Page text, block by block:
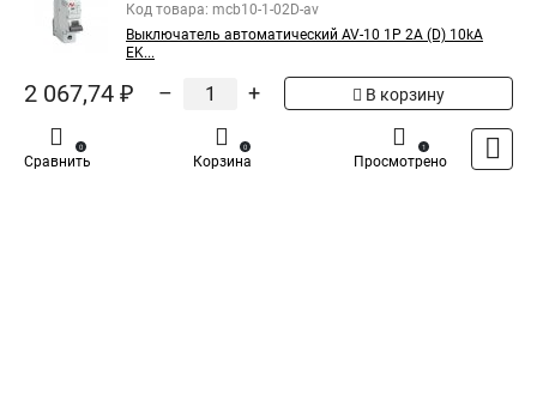
Код товара: mcb10-1-02D-av
Выключатель автоматический AV-10 1P 2A (D) 10kA
EK...
2 067,74 ₽ – + В корзину
Сравнить
0
Корзина
0
Просмотрено
1